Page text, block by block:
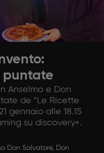
puntate
Anselmo e Don
de "Le Ricette
gennaio alle 18.15
su discovery+.
Don Salvatore, Don